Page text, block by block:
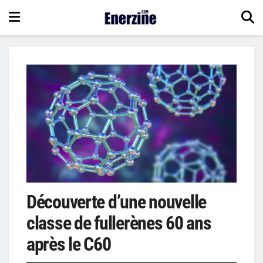
Découverte d’une nouvelle
classe de fullerènes 60 ans
après le C60